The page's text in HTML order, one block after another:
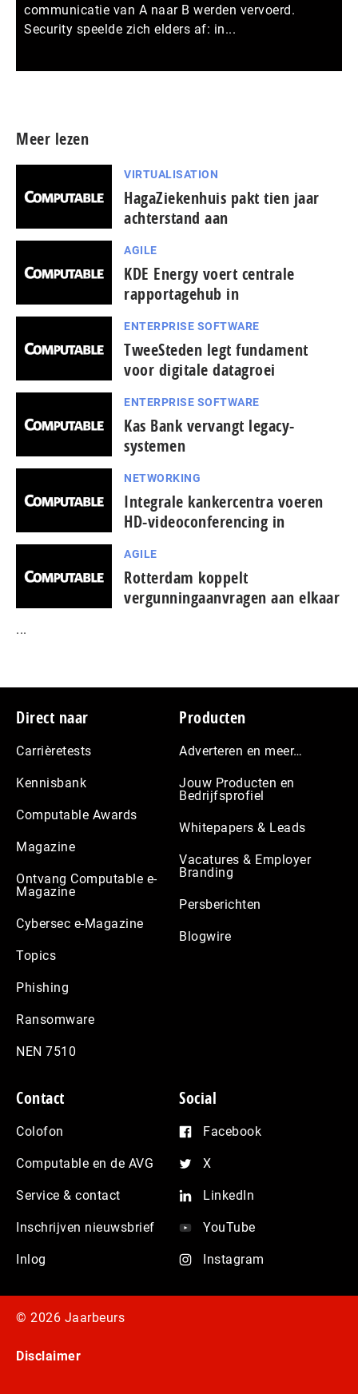
communicatie van A naar B werden vervoerd.
Security speelde zich elders af: in...
Meer lezen
VIRTUALISATION
HagaZiekenhuis pakt tien jaar
achterstand aan
AGILE
KDE Energy voert centrale
rapportagehub in
ENTERPRISE SOFTWARE
TweeSteden legt fundament
voor digitale datagroei
ENTERPRISE SOFTWARE
Kas Bank vervangt legacy-
systemen
NETWORKING
Integrale kankercentra voeren
HD-videoconferencing in
AGILE
Rotterdam koppelt
vergunningaanvragen aan elkaar
...
Footer
Direct naar
Carrièretests
Kennisbank
Computable Awards
Magazine
Ontvang Computable e-
Magazine
Cybersec e-Magazine
Topics
Phishing
Ransomware
NEN 7510
Producten
Adverteren en meer…
Jouw Producten en
Bedrijfsprofiel
Whitepapers & Leads
Vacatures & Employer
Branding
Persberichten
Blogwire
Contact
Colofon
Computable en de AVG
Service & contact
Inschrijven nieuwsbrief
Inlog
Social
Facebook
X
LinkedIn
YouTube
Instagram
© 2026 Jaarbeurs
Disclaimer